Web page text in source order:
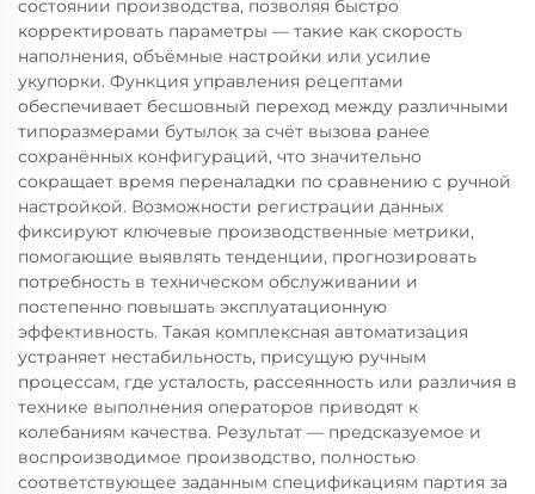
состоянии производства, позволяя быстро
корректировать параметры — такие как скорость
наполнения, объёмные настройки или усилие
укупорки. Функция управления рецептами
обеспечивает бесшовный переход между различными
типоразмерами бутылок за счёт вызова ранее
сохранённых конфигураций, что значительно
сокращает время переналадки по сравнению с ручной
настройкой. Возможности регистрации данных
фиксируют ключевые производственные метрики,
помогающие выявлять тенденции, прогнозировать
потребность в техническом обслуживании и
постепенно повышать эксплуатационную
эффективность. Такая комплексная автоматизация
устраняет нестабильность, присущую ручным
процессам, где усталость, рассеянность или различия в
технике выполнения операторов приводят к
колебаниям качества. Результат — предсказуемое и
воспроизводимое производство, полностью
соответствующее заданным спецификациям партия за